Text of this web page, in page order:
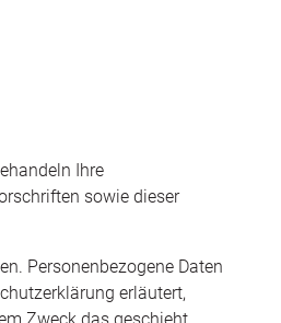
Ihre
sowie dieser
Personenbezogene Daten
erläutert,